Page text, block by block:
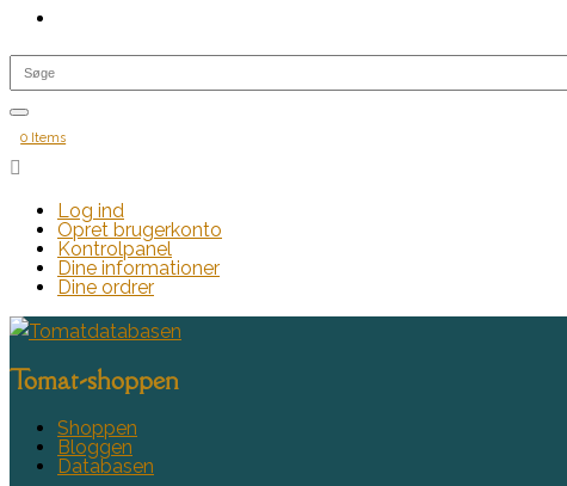
0 Items

Log ind
Opret brugerkonto
Kontrolpanel
Dine informationer
Dine ordrer
Tomat-shoppen
Shoppen
Bloggen
Databasen